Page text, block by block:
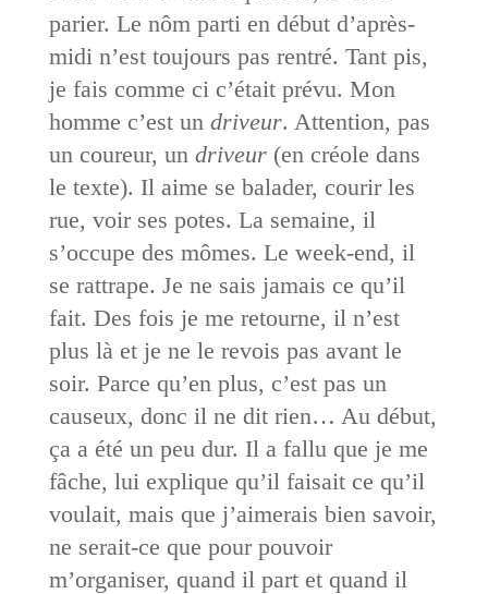
parier. Le nôm parti en début d’après-
midi n’est toujours pas rentré. Tant pis,
je fais comme ci c’était prévu. Mon
homme c’est un driveur. Attention, pas
un coureur, un driveur (en créole dans
le texte). Il aime se balader, courir les
rue, voir ses potes. La semaine, il
s’occupe des mômes. Le week-end, il
se rattrape. Je ne sais jamais ce qu’il
fait. Des fois je me retourne, il n’est
plus là et je ne le revois pas avant le
soir. Parce qu’en plus, c’est pas un
causeux, donc il ne dit rien… Au début,
ça a été un peu dur. Il a fallu que je me
fâche, lui explique qu’il faisait ce qu’il
voulait, mais que j’aimerais bien savoir,
ne serait-ce que pour pouvoir
m’organiser, quand il part et quand il